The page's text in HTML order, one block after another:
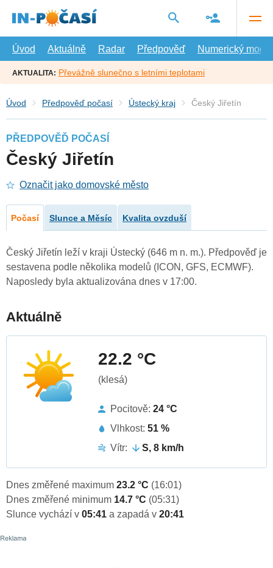
hlavní
Úvod
Aktuálně Radar Předpověď Numerický model
AKTUALITA: Převážně slunečno s letními teplotami
Úvod Předpověď počasí Ústecký kraj Český Jiřetín
PŘEDPOVĚĎ POČASÍ
Český Jiřetín
Označit jako domovské město
Počasí Slunce a Měsíc Kvalita ovzduší
Český Jiřetín leží v kraji Ústecký (646 m n. m.). Předpověď je
sestavena podle několika modelů (ICON, GFS, ECMWF).
Naposledy byla aktualizována dnes v 17:00.
Aktuálně
22.2 °C
(klesá)
Pocitově: 24 °C
Vlhkost: 51 %
Vítr:
S, 8 km/h
Dnes změřené maximum 23.2 °C (16:01)
Dnes změřené minimum 14.7 °C (05:31)
Slunce vychází v 05:41 a zapadá v 20:41